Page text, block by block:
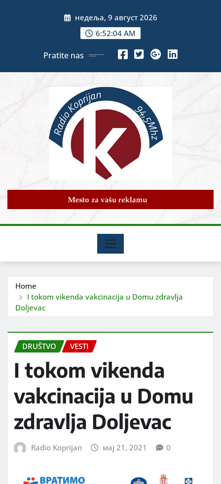
недеља, 9 август 2026
6:52:06 AM
Pratite nas
Home
I tokom vikenda vakcinacija u Domu zdravlja
Doljevac
DRUŠTVO VESTI
I tokom vikenda
vakcinacija u Domu
zdravlja Doljevac
Radio Koprijan мај 21, 2021 0